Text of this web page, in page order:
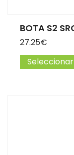
BOTA S2
27.25€